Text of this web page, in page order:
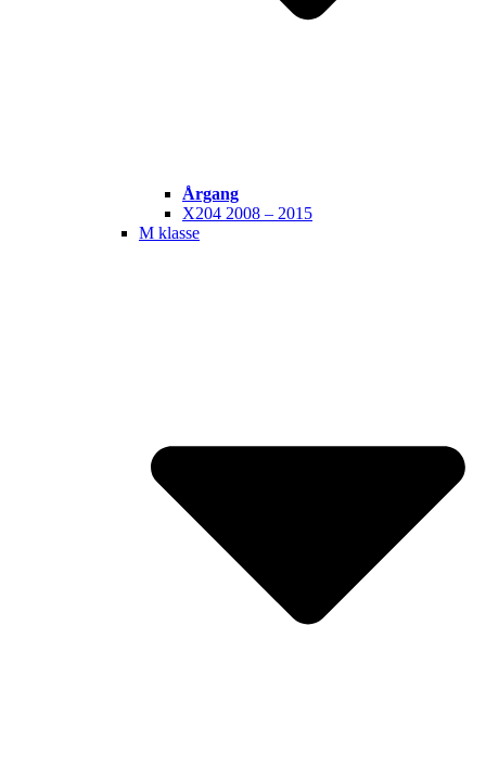
Årgang
X204 2008 – 2015
M klasse